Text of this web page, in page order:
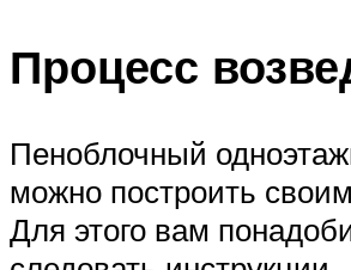
Процесс
Пеноблочный
можно построить
Для этого вам